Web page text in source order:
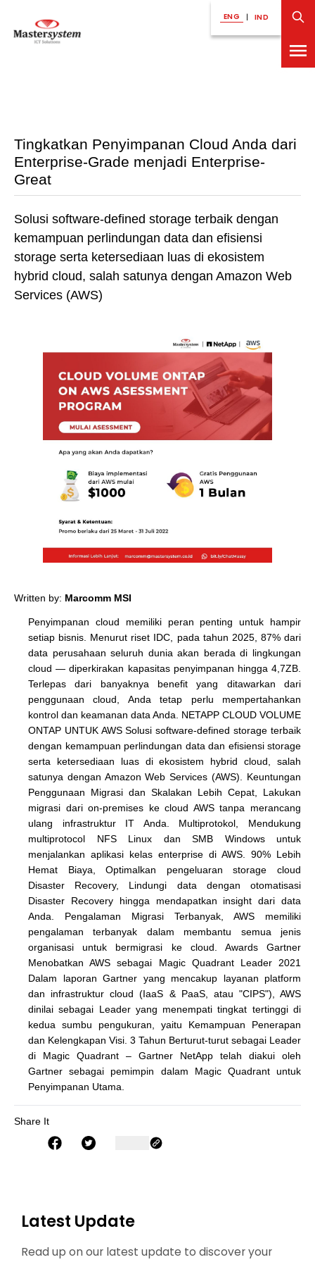
ENG | IND
Tingkatkan Penyimpanan Cloud Anda dari
Enterprise-Grade menjadi Enterprise-
Great
Solusi software-defined storage terbaik dengan
kemampuan perlindungan data dan efisiensi
storage serta ketersediaan luas di ekosistem
hybrid cloud, salah satunya dengan Amazon Web
Services (AWS)
Written by: Marcomm MSI
Penyimpanan cloud memiliki peran penting untuk hampir
setiap bisnis. Menurut riset IDC, pada tahun 2025, 87% dari
data perusahaan seluruh dunia akan berada di lingkungan
cloud — diperkirakan kapasitas penyimpanan hingga 4,7ZB.
Terlepas dari banyaknya benefit yang ditawarkan dari
penggunaan cloud, Anda tetap perlu mempertahankan
kontrol dan keamanan data Anda. NETAPP CLOUD VOLUME
ONTAP UNTUK AWS Solusi software-defined storage terbaik
dengan kemampuan perlindungan data dan efisiensi storage
serta ketersediaan luas di ekosistem hybrid cloud, salah
satunya dengan Amazon Web Services (AWS). Keuntungan
Penggunaan Migrasi dan Skalakan Lebih Cepat, Lakukan
migrasi dari on-premises ke cloud AWS tanpa merancang
ulang infrastruktur IT Anda. Multiprotokol, Mendukung
multiprotocol NFS Linux dan SMB Windows untuk
menjalankan aplikasi kelas enterprise di AWS. 90% Lebih
Hemat Biaya, Optimalkan pengeluaran storage cloud
Disaster Recovery, Lindungi data dengan otomatisasi
Disaster Recovery hingga mendapatkan insight dari data
Anda. Pengalaman Migrasi Terbanyak, AWS memiliki
pengalaman terbanyak dalam membantu semua jenis
organisasi untuk bermigrasi ke cloud. Awards Gartner
Menobatkan AWS sebagai Magic Quadrant Leader 2021
Dalam laporan Gartner yang mencakup layanan platform
dan infrastruktur cloud (IaaS & PaaS, atau "CIPS"), AWS
dinilai sebagai Leader yang menempati tingkat tertinggi di
kedua sumbu pengukuran, yaitu Kemampuan Penerapan
dan Kelengkapan Visi. 3 Tahun Berturut-turut sebagai Leader
di Magic Quadrant – Gartner NetApp telah diakui oleh
Gartner sebagai pemimpin dalam Magic Quadrant untuk
Penyimpanan Utama.
Share It
Latest Update
Read up on our latest update to discover your